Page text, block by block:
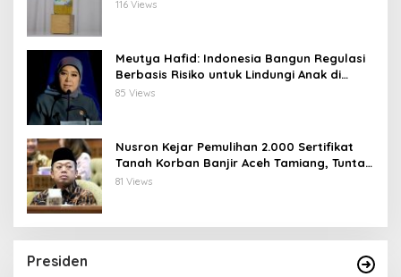
116 Views
Meutya Hafid: Indonesia Bangun Regulasi
Berbasis Risiko untuk Lindungi Anak di
Dunia Digital
85 Views
Nusron Kejar Pemulihan 2.000 Sertifikat
Tanah Korban Banjir Aceh Tamiang, Tuntas
Desember 2026
81 Views
Presiden